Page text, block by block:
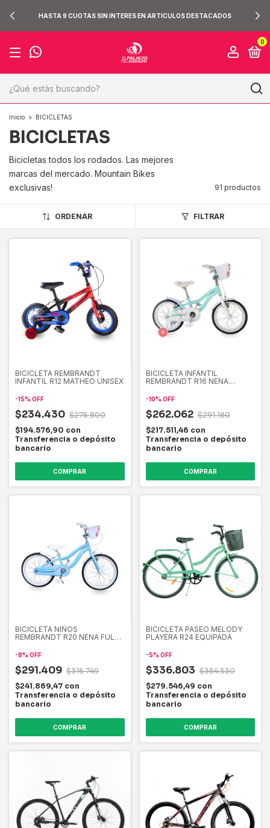
HASTA 9 CUOTAS SIN INTERES EN ARTICULOS DESTACADOS
0
Inicio > BICICLETAS
BICICLETAS
Bicicletas todos los rodados. Las mejores
marcas del mercado. Mountain Bikes
exclusivas!
91 productos
ORDENAR FILTRAR
BICICLETA REMBRANDT
INFANTIL R12 MATHEO UNISEX
-15% OFF
$234.430 $275.800
$194.576,90 con
Transferencia o depósito
bancario
COMPRAR
BICICLETA INFANTIL
REMBRANDT R16 NENA
-10% OFF
$262.062 $291.180
$217.511,46 con
Transferencia o depósito
bancario
BICICLETA NIÑOS
REMBRANDT R20 NENA FULL
-8% OFF
$291.409 $316.749
$241.869,47 con
Transferencia o depósito
bancario
COMPRAR
BICICLETA PASEO MELODY
PLAYERA R24 EQUIPADA
-5% OFF
$336.803 $354.530
$279.546,49 con
Transferencia o depósito
bancario
COMPRAR